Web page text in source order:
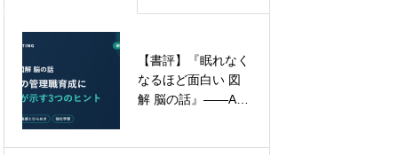
【書評】『眠れなく
なるほど面白い 図
解 脳の話』——AI
【管理職研修】「強
い管理職」より「折
れない管理職」――